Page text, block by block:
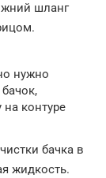
шланг
нужно
на контуре
бачка в
жидкость.